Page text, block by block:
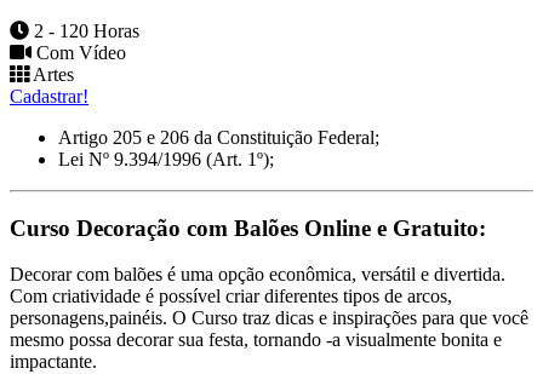
2 - 120 Horas
Com Vídeo
Artes
Cadastrar!
Artigo 205 e 206 da Constituição Federal;
Lei Nº 9.394/1996 (Art. 1º);
Curso Decoração com Balões Online e Gratuito:
Decorar com balões é uma opção econômica, versátil e divertida.
Com criatividade é possível criar diferentes tipos de arcos,
personagens,painéis. O Curso traz dicas e inspirações para que você
mesmo possa decorar sua festa, tornando -a visualmente bonita e
impactante.